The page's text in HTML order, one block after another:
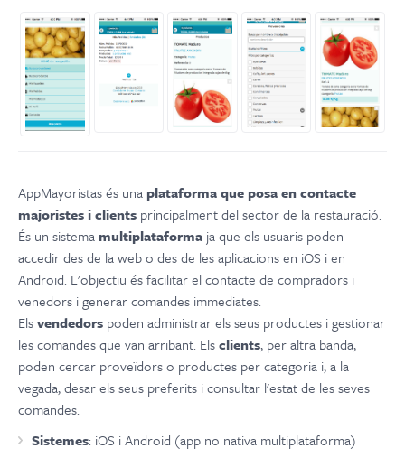
AppMayoristas és una plataforma que posa en contacte
majoristes i clients principalment del sector de la restauració.
És un sistema multiplataforma ja que els usuaris poden
accedir des de la web o des de les aplicacions en iOS i en
Android. L'objectiu és facilitar el contacte de compradors i
venedors i generar comandes immediates.
Elsvendedors poden administrar els seus productes i gestionar
les comandes que van arribant. Elsclients, per altra banda,
poden cercar proveïdors o productes per categoria i, a la
vegada, desar els seus preferits i consultar l'estat de les seves
comandes.
Sistemes: iOS i Android (app no nativa multiplataforma)